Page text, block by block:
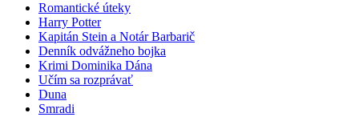
Romantické úteky
Harry Potter
Kapitán Stein a Notár Barbarič
Denník odvážneho bojka
Krimi Dominika Dána
Učím sa rozprávať
Duna
Smradi